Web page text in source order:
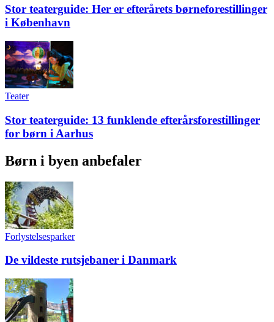
Stor teaterguide: Her er efterårets børneforestillinger
i København
Teater
Stor teaterguide: 13 funklende efterårsforestillinger
for børn i Aarhus
Børn i byen anbefaler
Forlystelsesparker
De vildeste rutsjebaner i Danmark